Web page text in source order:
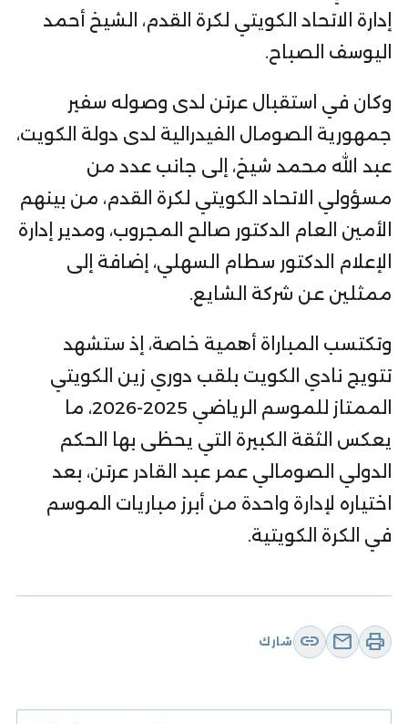
إدارة الاتحاد الكويتي لكرة القدم، الشيخ أحمد
اليوسف الصباح.
وكان في استقبال عرتن لدى وصوله سفير
جمهورية الصومال الفيدرالية لدى دولة الكويت،
عبد الله محمد شيخ، إلى جانب عدد من
مسؤولي الاتحاد الكويتي لكرة القدم، من بينهم
الأمين العام الدكتور صالح المجروب، ومدير إدارة
الإعلام الدكتور سطام السهلي، إضافة إلى
ممثلين عن شركة الشايع.
وتكتسب المباراة أهمية خاصة، إذ ستشهد
تتويج نادي الكويت بلقب دوري زين الكويتي
الممتاز للموسم الرياضي 2025-2026، ما
يعكس الثقة الكبيرة التي يحظى بها الحكم
الدولي الصومالي عمر عبد القادر عرتن، بعد
اختياره لإدارة واحدة من أبرز مباريات الموسم
في الكرة الكويتية.
شارك link mail print